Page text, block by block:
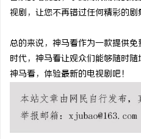
视剧，让您不再错过任何精彩的剧
总的来说，神马看作为一款提供
时代，神马看让观众们能够随时
神马看，体验最新的电视剧吧！